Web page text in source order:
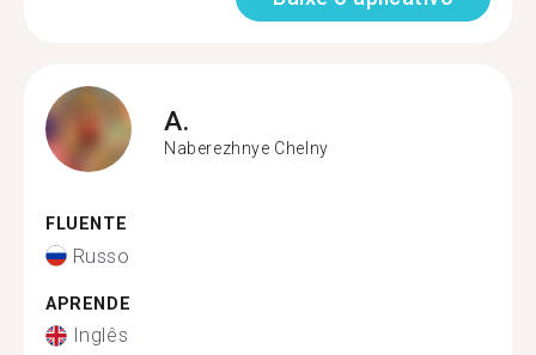
A.
Naberezhnye Chelny
FLUENTE
Russo
APRENDE
Inglês